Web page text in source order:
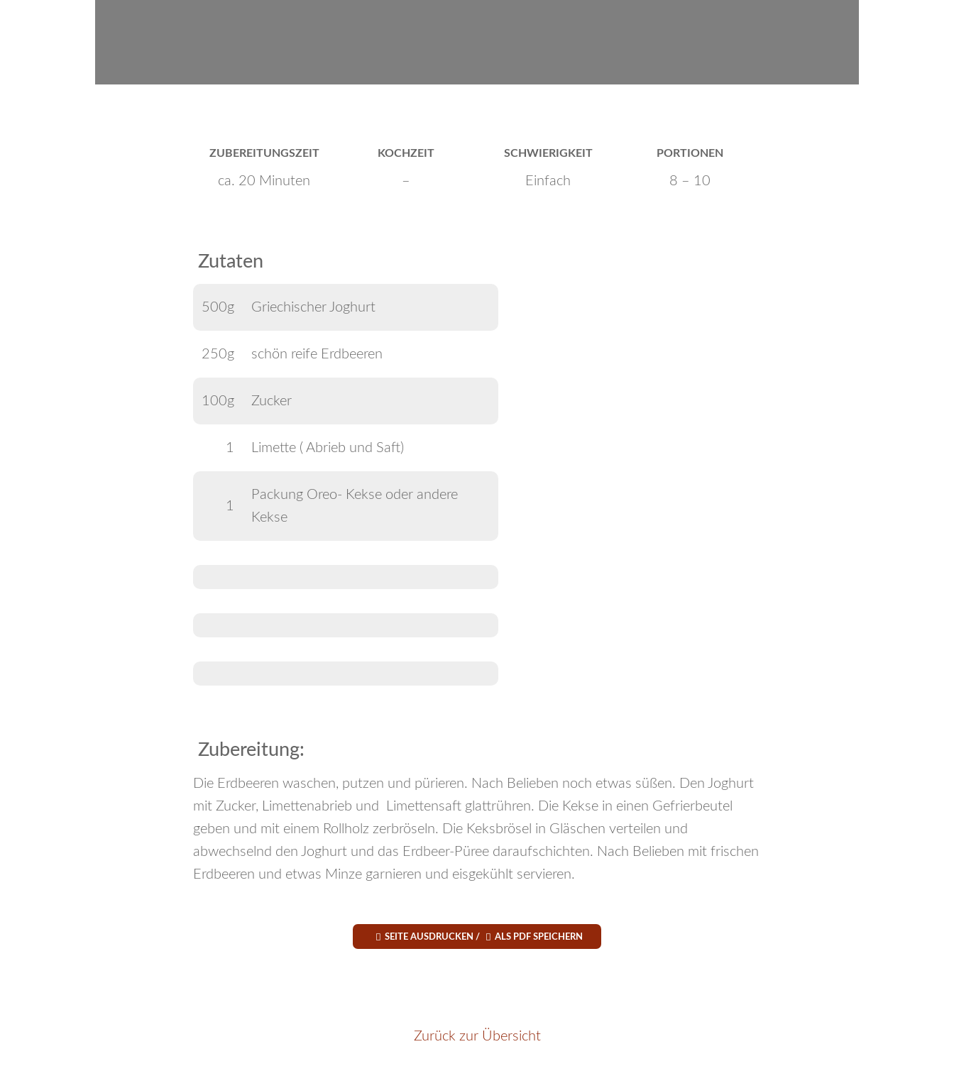
ZUBEREITUNGSZEIT
ca. 20 Minuten
KOCHZEIT
–
SCHWIERIGKEIT
Einfach
PORTIONEN
8 – 10
Zutaten
500g Griechischer Joghurt
250g schön reife Erdbeeren
100g Zucker
1 Limette ( Abrieb und Saft)
1
Packung Oreo- Kekse oder andere
Kekse
Zubereitung:
Die Erdbeeren waschen, putzen und pürieren. Nach Belieben noch etwas süßen. Den Joghurt
mit Zucker, Limettenabrieb und Limettensaft glattrühren. Die Kekse in einen Gefrierbeutel
geben und mit einem Rollholz zerbröseln. Die Keksbrösel in Gläschen verteilen und
abwechselnd den Joghurt und das Erdbeer-Püree daraufschichten. Nach Belieben mit frischen
Erdbeeren und etwas Minze garnieren und eisgekühlt servieren.
 SEITE AUSDRUCKEN /  ALS PDF SPEICHERN
Zurück zur Übersicht